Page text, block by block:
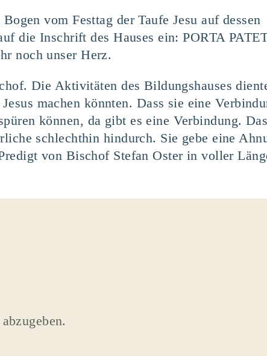
vom Festtag der Taufe Jesu auf dessen
die Inschrift des Hauses ein: PORTA
noch unser Herz.
Die Aktivitäten des Bildungshauses
machen könnten. Dass sie eine
können, da gibt es eine Verbindung.
schlechthin hindurch. Sie gebe eine
von Bischof Stefan Oster in voller